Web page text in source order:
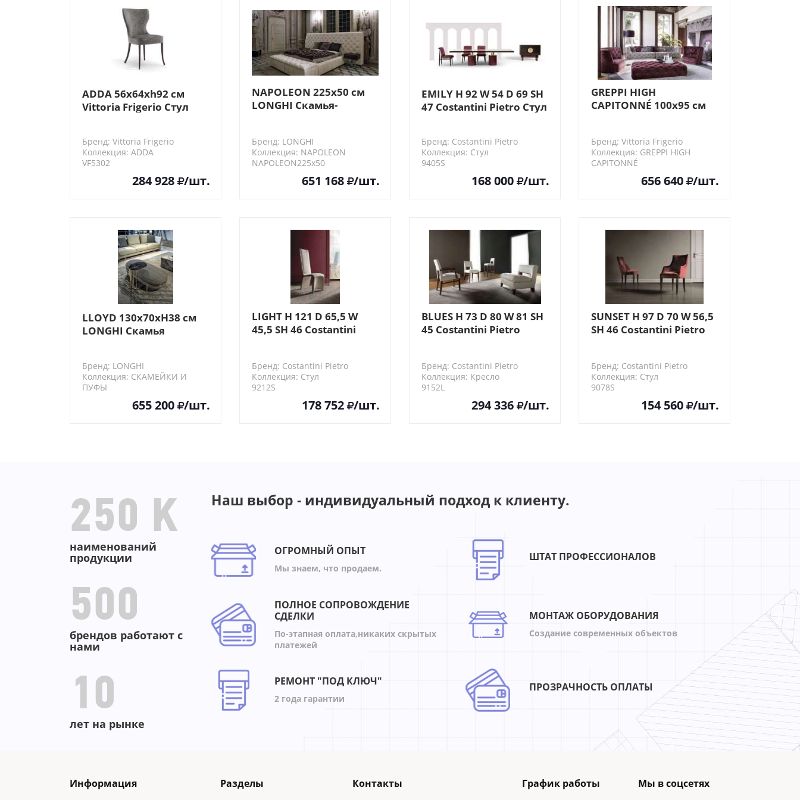
ADDA 56x64xh92 см
Vittoria Frigerio Стул
Бренд: Vittoria Frigerio
Коллекция: ADDA
VF5302
284 928 /шт.
NAPOLEON 225х50 см
LONGHI Скамья-
Бренд: LONGHI
Коллекция: NAPOLEON
NAPOLEON225х50
651 168 /шт.
EMILY H 92 W 54 D 69 SH
47 Costantini Pietro Стул
Бренд: Costantini Pietro
Коллекция: Стул
9405S
168 000 /шт.
GREPPI HIGH
CAPITONNÉ 100х95 см
Бренд: Vittoria Frigerio
Коллекция: GREPPI HIGH
CAPITONNÉ
656 640 /шт.
LLOYD 130x70хH38 см
LONGHI Скамья
Бренд: LONGHI
Коллекция: СКАМЕЙКИ И
ПУФЫ
655 200 /шт.
LIGHT H 121 D 65,5 W
45,5 SH 46 Costantini
Бренд: Costantini Pietro
Коллекция: Стул
9212S
178 752 /шт.
BLUES H 73 D 80 W 81 SH
45 Costantini Pietro
Бренд: Costantini Pietro
Коллекция: Кресло
9152L
294 336 /шт.
SUNSET H 97 D 70 W 56,5
SH 46 Costantini Pietro
Бренд: Costantini Pietro
Коллекция: Стул
9078S
154 560 /шт.
250 K
наименований
продукции
500
брендов работают с
нами
10
лет на рынке
Наш выбор - индивидуальный подход к клиенту.
ОГРОМНЫЙ ОПЫТ
Мы знаем, что продаем.
ШТАТ ПРОФЕССИОНАЛОВ
ПОЛНОЕ СОПРОВОЖДЕНИЕ
СДЕЛКИ
По-этапная оплата,никаких скрытых
платежей
МОНТАЖ ОБОРУДОВАНИЯ
Создание современных объектов
РЕМОНТ "ПОД КЛЮЧ"
2 года гарантии
ПРОЗРАЧНОСТЬ ОПЛАТЫ
Информация Разделы Контакты График работы Мы в соцсетях